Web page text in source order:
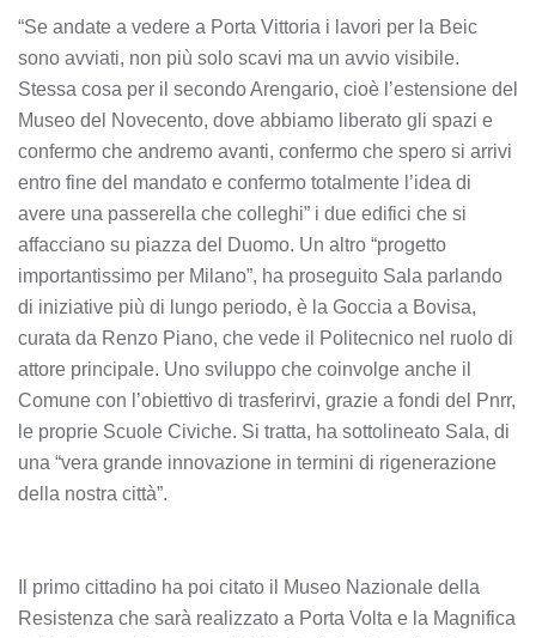
“Se andate a vedere a Porta Vittoria i lavori per la Beic
sono avviati, non più solo scavi ma un avvio visibile.
Stessa cosa per il secondo Arengario, cioè l’estensione del
Museo del Novecento, dove abbiamo liberato gli spazi e
confermo che andremo avanti, confermo che spero si arrivi
entro fine del mandato e confermo totalmente l’idea di
avere una passerella che colleghi” i due edifici che si
affacciano su piazza del Duomo. Un altro “progetto
importantissimo per Milano”, ha proseguito Sala parlando
di iniziative più di lungo periodo, è la Goccia a Bovisa,
curata da Renzo Piano, che vede il Politecnico nel ruolo di
attore principale. Uno sviluppo che coinvolge anche il
Comune con l’obiettivo di trasferirvi, grazie a fondi del Pnrr,
le proprie Scuole Civiche. Si tratta, ha sottolineato Sala, di
una “vera grande innovazione in termini di rigenerazione
della nostra città”.
Il primo cittadino ha poi citato il Museo Nazionale della
Resistenza che sarà realizzato a Porta Volta e la Magnifica